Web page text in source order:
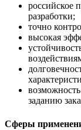
российское
разработки;
точно
высокая
заданию
Сферы